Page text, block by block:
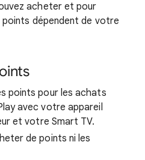
acheter et pour
points dépendent de votre
points pour les achats
avec votre appareil
et votre Smart TV.
de points ni les